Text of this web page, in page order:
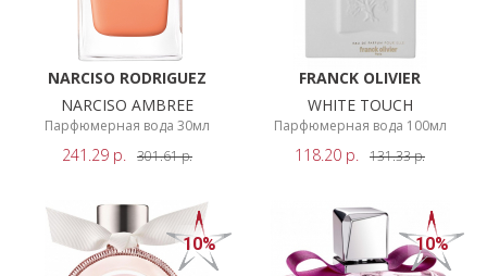
NARCISO RODRIGUEZ
NARCISO AMBREE
Парфюмерная вода 30мл
241.29 р. 301.61р.
FRANCK OLIVIER
WHITE TOUCH
Парфюмерная вода 100мл
118.20 р. 131.33р.
10% 10%